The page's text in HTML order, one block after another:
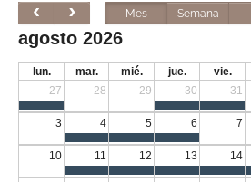
Mes Semana
agosto 2026
lun. mar. mié. jue. vie.
27
28 29 30 31
3 4 5 6 7
10 11 12 13 14